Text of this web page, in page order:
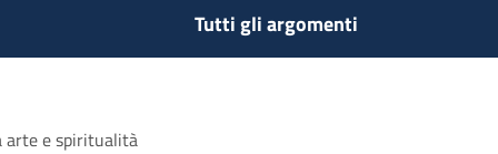
Tutti gli argomenti
arte e spiritualità